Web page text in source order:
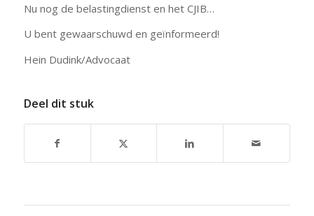
Nu nog de belastingdienst en het CJIB…
U bent gewaarschuwd en geïnformeerd!
Hein Dudink/Advocaat
Deel dit stuk